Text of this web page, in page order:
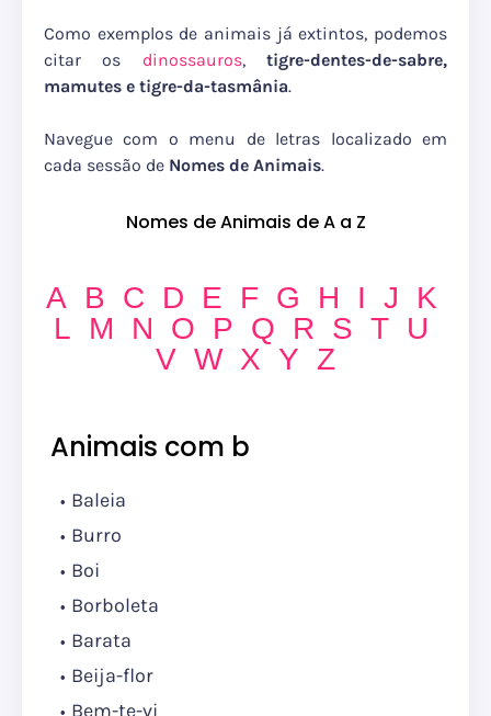
Como exemplos de animais já extintos, podemos
citar os dinossauros,tigre-dentes-de-sabre,
mamutes e tigre-da-tasmânia.
Navegue com o menu de letras localizado em
cada sessão de Nomes de Animais.
Nomes de Animais de A a Z
A B C D E F G H I J K
L M N O P Q R S T U
V W X Y Z
Animais com b
Baleia
Burro
Boi
Borboleta
Barata
Beija-flor
Bem-te-vi